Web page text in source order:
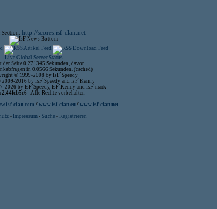
http://scores.isf-clan.net
Live Global Server Status
der Seite 0.271345 Sekunden, davon
in 0.0566 Sekunden. (cached)
© 1999-2008 by IsF`Speedy
2016 by IsF`Speedy and IsF`Kenny
2026 by IsF`Speedy, IsF`Kenny and IsF`mark
2.44fcb5c6 - Alle Rechte vorbehalten
clan.com / www.isf-clan.eu/ www.isf-clan.net
- Impressum- Suche- Registrieren